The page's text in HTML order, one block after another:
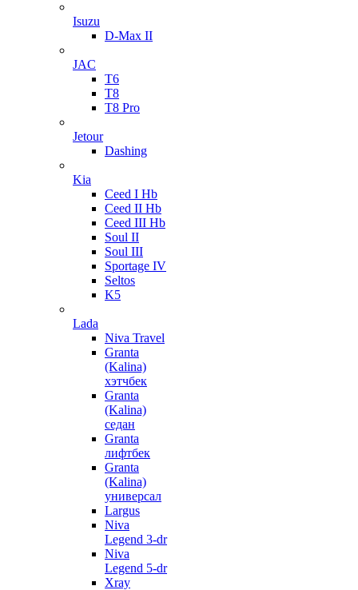
Isuzu
D-Max II
JAC
T6
T8
T8 Pro
Jetour
Dashing
Kia
Ceed I Hb
Ceed II Hb
Ceed III Hb
Soul II
Soul III
Sportage IV
Seltos
K5
Lada
Niva Travel
Granta
(Kalina)
хэтчбек
Granta
(Kalina)
седан
Granta
лифтбек
Granta
(Kalina)
универсал
Largus
Niva
Legend 3-dr
Niva
Legend 5-dr
Xray